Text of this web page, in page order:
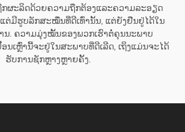
ກຜະລິດດ້ວຍຄວາມຖືກຕ້ອງແລະຄວາມລະອຽດ
ຕ່ມີຮູບລັກສະໝື່ນທີ່ດີເທົ່ານັ້ນ, ແຕ່ຍັງຢືນຢູ່ໄດ້ໃນ
ນ. ຄວາມມຸ່ງໝັ້ນຂອງພວກເຮົາຕໍ່ຄຸນນະພາບ
ນເຫຼົ່ານີ້ຈະຢູ່ໃນສະພາບທີ່ດີເລີດ, ເຖິງແມ່ນຈະໄດ້
ຮັບການຊັກຫຼາງຫຼາຍຄັ້ງ.